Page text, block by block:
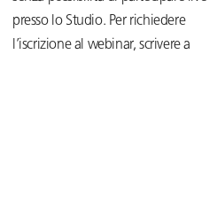
presso lo Studio. Per richiedere
l’iscrizione al webinar, scrivere a